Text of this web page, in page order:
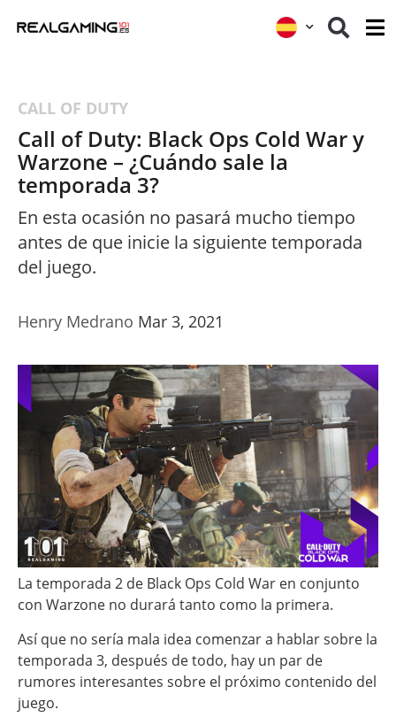
CALL OF DUTY
Call of Duty: Black Ops Cold War y
Warzone – ¿Cuándo sale la
temporada 3?
En esta ocasión no pasará mucho tiempo
antes de que inicie la siguiente temporada
del juego.
Henry Medrano Mar 3, 2021
La temporada 2 de Black Ops Cold War en conjunto
con Warzone no durará tanto como la primera.
Así que no sería mala idea comenzar a hablar sobre la
temporada 3, después de todo, hay un par de
rumores interesantes sobre el próximo contenido del
juego.